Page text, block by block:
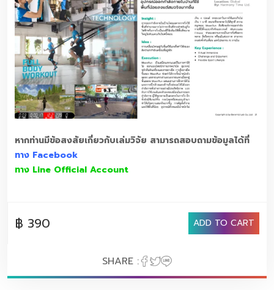
หากท่านมีข้อสงสัยเกี่ยวกับเล่มวิจัย สามารถสอบถามข้อมูลได้ที่
ทาง Facebook
ทาง Line Official Account
SHARE :
฿ 390 ADD TO CART